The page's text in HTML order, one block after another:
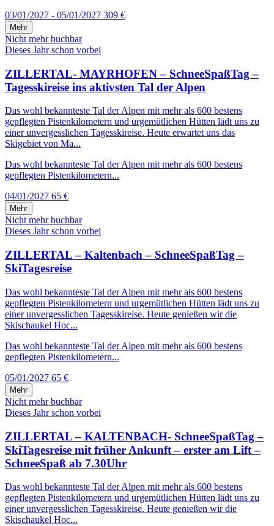
03/01/2027 - 05/01/2027 309 €
Mehr
Nicht mehr buchbar
Dieses Jahr schon vorbei
ZILLERTAL- MAYRHOFEN – SchneeSpaßTag –
Tagesskireise ins aktivsten Tal der Alpen
Das wohl bekannteste Tal der Alpen mit mehr als 600 bestens
gepflegten Pistenkilometern und urgemütlichen Hütten lädt uns zu
einer unvergesslichen Tagesskireise. Heute erwartet uns das
Skigebiet von Ma...
Das wohl bekannteste Tal der Alpen mit mehr als 600 bestens
gepflegten Pistenkilometern...
04/01/2027 65 €
Mehr
Nicht mehr buchbar
Dieses Jahr schon vorbei
ZILLERTAL – Kaltenbach – SchneeSpaßTag –
SkiTagesreise
Das wohl bekannteste Tal der Alpen mit mehr als 600 bestens
gepflegten Pistenkilometern und urgemütlichen Hütten lädt uns zu
einer unvergesslichen Tagesskireise. Heute genießen wir die
Skischaukel Hoc...
Das wohl bekannteste Tal der Alpen mit mehr als 600 bestens
gepflegten Pistenkilometern...
05/01/2027 65 €
Mehr
Nicht mehr buchbar
Dieses Jahr schon vorbei
ZILLERTAL – KALTENBACH- SchneeSpaßTag –
SkiTagesreise mit früher Ankunft – erster am Lift –
SchneeSpaß ab 7.30Uhr
Das wohl bekannteste Tal der Alpen mit mehr als 600 bestens
gepflegten Pistenkilometern und urgemütlichen Hütten lädt uns zu
einer unvergesslichen Tagesskireise. Heute genießen wir die
Skischaukel Hoc...